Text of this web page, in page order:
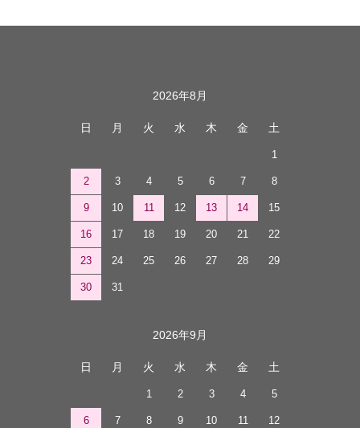
2026年8月
日 月 火 水 木 金 土
1
2 3 4 5 6 7 8
9 10 11 12 13 14 15
16 17 18 19 20 21 22
23 24 25 26 27 28 29
30 31
2026年9月
日 月 火 水 木 金 土
1 2 3 4 5
6 7 8 9 10 11 12